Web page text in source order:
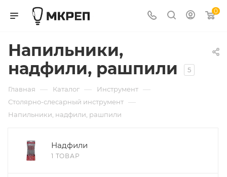
0
Напильники,
надфили, рашпили
5
Главная — Каталог — Инструмент —
Столярно-слесарный инструмент —
Напильники, надфили, рашпили
Надфили
1 ТОВАР